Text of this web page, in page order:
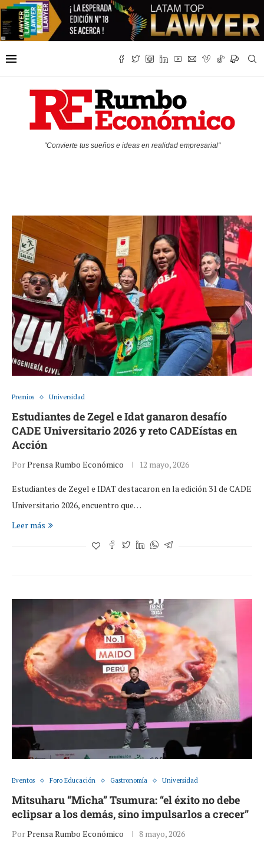
"Convierte tus sueños e ideas en realidad empresarial"
Premios Universidad
Estudiantes de Zegel e Idat ganaron desafío
CADE Universitario 2026 y reto CADEístas en
Acción
PorPrensa Rumbo Económico 12 mayo, 2026
Estudiantes de Zegel e IDAT destacaron en la edición 31 de CADE
Universitario 2026, encuentro que…
Leer más
Eventos Foro Educación Gastronomía Universidad
Mitsuharu “Micha” Tsumura: “el éxito no debe
eclipsar a los demás, sino impulsarlos a crecer”
PorPrensa Rumbo Económico 8 mayo, 2026